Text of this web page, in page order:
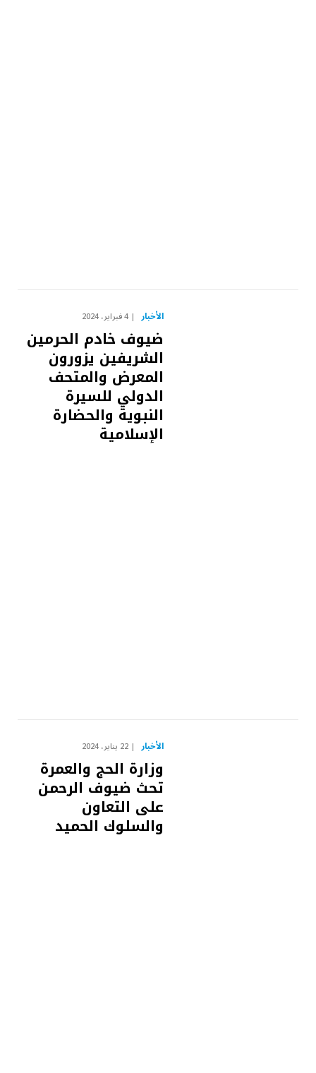
الأخبار 4 فبراير، 2024
ضيوف خادم الحرمين
الشريفين يزورون
المعرض والمتحف
الدولي للسيرة
النبوية والحضارة
الإسلامية
الأخبار 22 يناير، 2024
وزارة الحج والعمرة
تحث ضيوف الرحمن
على التعاون
والسلوك الحميد